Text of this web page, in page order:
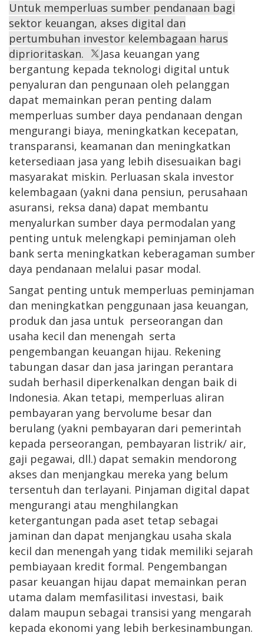
Untuk memperluas sumber pendanaan bagi
sektor keuangan, akses digital dan
pertumbuhan investor kelembagaan harus
diprioritaskan.
Jasa keuangan yang
bergantung kepada teknologi digital untuk
penyaluran dan pengunaan oleh pelanggan
dapat memainkan peran penting dalam
memperluas sumber daya pendanaan dengan
mengurangi biaya, meningkatkan kecepatan,
transparansi, keamanan dan meningkatkan
ketersediaan jasa yang lebih disesuaikan bagi
masyarakat miskin. Perluasan skala investor
kelembagaan (yakni dana pensiun, perusahaan
asuransi, reksa dana) dapat membantu
menyalurkan sumber daya permodalan yang
penting untuk melengkapi peminjaman oleh
bank serta meningkatkan keberagaman sumber
daya pendanaan melalui pasar modal.
Sangat penting untuk memperluas peminjaman
dan meningkatkan penggunaan jasa keuangan,
produk dan jasa untuk perseorangan dan
usaha kecil dan menengah serta
pengembangan keuangan hijau. Rekening
tabungan dasar dan jasa jaringan perantara
sudah berhasil diperkenalkan dengan baik di
Indonesia. Akan tetapi, memperluas aliran
pembayaran yang bervolume besar dan
berulang (yakni pembayaran dari pemerintah
kepada perseorangan, pembayaran listrik/ air,
gaji pegawai, dll.) dapat semakin mendorong
akses dan menjangkau mereka yang belum
tersentuh dan terlayani. Pinjaman digital dapat
mengurangi atau menghilangkan
ketergantungan pada aset tetap sebagai
jaminan dan dapat menjangkau usaha skala
kecil dan menengah yang tidak memiliki sejarah
pembiayaan kredit formal. Pengembangan
pasar keuangan hijau dapat memainkan peran
utama dalam memfasilitasi investasi, baik
dalam maupun sebagai transisi yang mengarah
kepada ekonomi yang lebih berkesinambungan.